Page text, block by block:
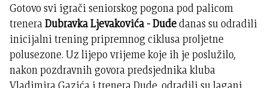
Gotovo svi igrači seniorskog pogona pod palicom
treneraDubravka Ljevakovića - Dudedanas su odradili
inicijalni trening pripremnog ciklusa proljetne
polusezone. Uz lijepo vrijeme koje ih je poslužilo,
nakon pozdravnih govora predsjednika kluba